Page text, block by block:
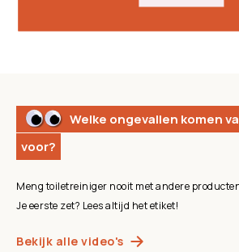
Welke ongevallen komen
voor?
Meng toiletreiniger nooit met andere
Je eerste zet? Lees altijd het etiket!
Bekijk alle video's